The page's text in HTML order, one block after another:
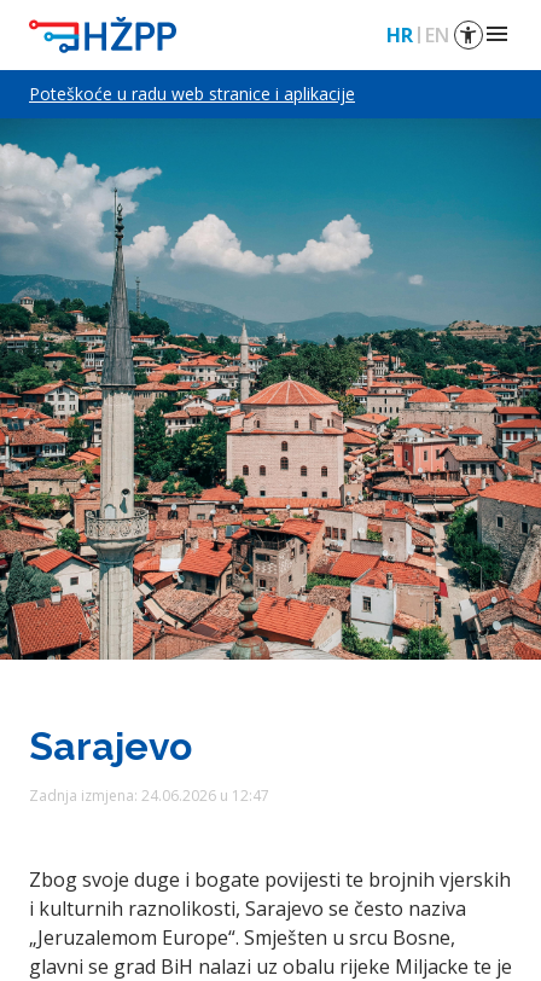
HR EN menu
Poteškoće u radu web stranice i aplikacije
Sarajevo
Zadnja izmjena: 24.06.2026 u 12:47
Zbog svoje duge i bogate povijesti te brojnih vjerskih
i kulturnih raznolikosti, Sarajevo se često naziva
„Jeruzalemom Europe“. Smješten u srcu Bosne,
glavni se grad BiH nalazi uz obalu rijeke Miljacke te je